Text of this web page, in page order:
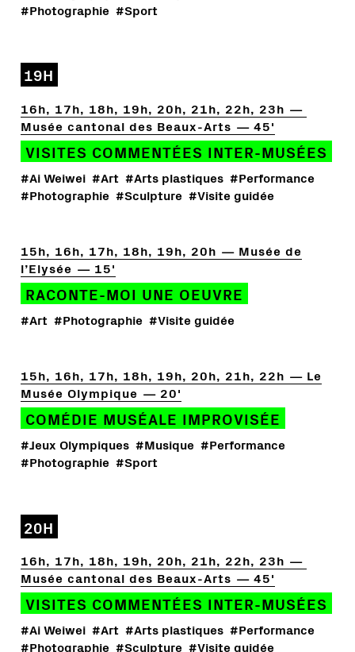
#Photographie #Sport
19H
16h, 17h, 18h, 19h, 20h, 21h, 22h, 23h
Musée cantonal des Beaux-Arts
45'
VISITES COMMENTÉES INTER-MUSÉES
#Ai Weiwei #Art #Arts plastiques #Performance
#Photographie #Sculpture #Visite guidée
15h, 16h, 17h, 18h, 19h, 20h
Musée de
l’Elysée
15'
RACONTE-MOI UNE OEUVRE
#Art #Photographie #Visite guidée
15h, 16h, 17h, 18h, 19h, 20h, 21h, 22h
Le
Musée Olympique
20'
COMÉDIE MUSÉALE IMPROVISÉE
#Jeux Olympiques #Musique #Performance
#Photographie #Sport
20H
16h, 17h, 18h, 19h, 20h, 21h, 22h, 23h
Musée cantonal des Beaux-Arts
45'
VISITES COMMENTÉES INTER-MUSÉES
#Ai Weiwei #Art #Arts plastiques #Performance
#Photographie #Sculpture #Visite guidée